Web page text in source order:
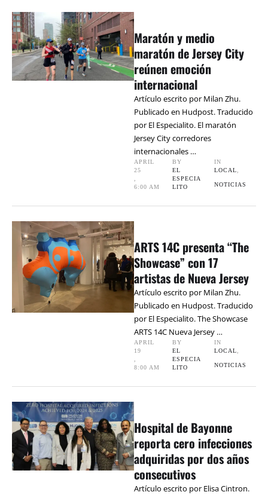
Maratón y medio
maratón de Jersey City
reúnen emoción
internacional
Artículo escrito por Milan Zhu.
Publicado en Hudpost. Traducido
por El Especialito. El maratón
Jersey City corredores
internacionales …
APRIL
25
,
6:00 AM
BY
EL
ESPECIA
LITO
IN
LOCAL,
NOTICIAS
ARTS 14C presenta “The
Showcase” con 17
artistas de Nueva Jersey
Artículo escrito por Milan Zhu.
Publicado en Hudpost. Traducido
por El Especialito. The Showcase
ARTS 14C Nueva Jersey …
APRIL
19
,
8:00 AM
BY
EL
ESPECIA
LITO
IN
LOCAL,
NOTICIAS
Hospital de Bayonne
reporta cero infecciones
adquiridas por dos años
consecutivos
Artículo escrito por Elisa Cintron.